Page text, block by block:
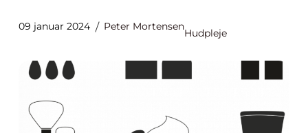
09 januar 2024 Peter Mortensen
Hudpleje